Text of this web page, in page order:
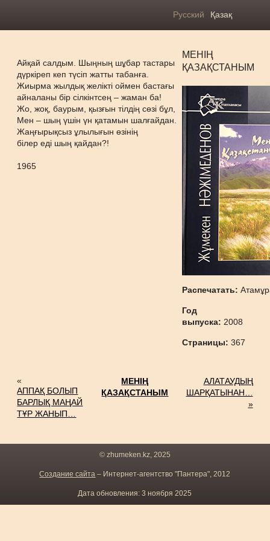
Русский Қазақ
Айқай салдым. Шыңның шұбар тастары
дүркіреп кеп түсіп жатты табанға.
Жиырма жылдық желікті оймен бастағы
айналаны бір сілкінтсең – жаман ба!
Жо, жоқ, баурым, қызғын тілдің сөзі бұл,
Мен – шың үшін үн қатамын шалғайдан.
Жаңғырықсыз ұлылығын өзінің
білер еді шың қайдан?!
1965
МЕНІҢ
ҚАЗАҚСТАНЫМ
Распечатать:
Год
выпуска: 2008
Страницы:367
«
АППАҚ БОЛЫП
БАРЛЫҚ МАҢАЙ
ТҰР ЖАНЫП…
МЕНІҢ
ҚАЗАҚСТАНЫМ
АЛАТАУДЫҢ
ШАРҚАТЫНАН…
»
© zhumeken.kz, 2025
Создание сайта – Интернет-агентство "Пантера", 2012
Дата обновления: 3 ноября 2025